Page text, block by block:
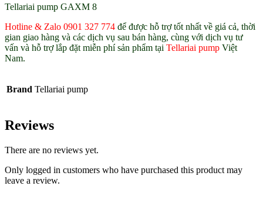
Tellariai pump GAXM 8
Hotline & Zalo 0901 327 774 để được hỗ trợ tốt nhất về giá cả, thời
gian giao hàng và các dịch vụ sau bán hàng, cùng với dịch vụ tư
vấn và hỗ trợ lắp đặt miễn phí sản phẩm tại Tellariai pump Việt
Nam.
Brand Tellariai pump
Reviews
There are no reviews yet.
Only logged in customers who have purchased this product may
leave a review.